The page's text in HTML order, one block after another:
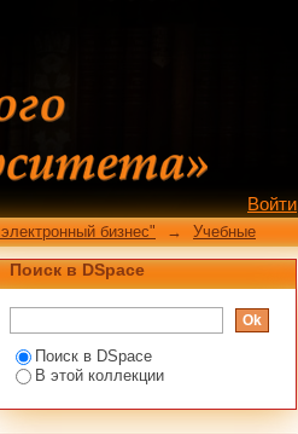
634/search-filter?
Войти
бизнес" →
Учебные
Поиск в DSpace
Поиск в DSpace
В этой коллекции